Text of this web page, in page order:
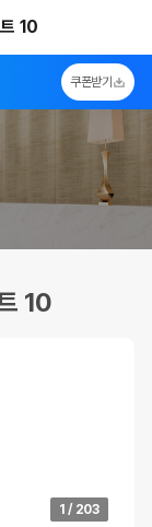
10
쿠폰받기
10
1 / 203